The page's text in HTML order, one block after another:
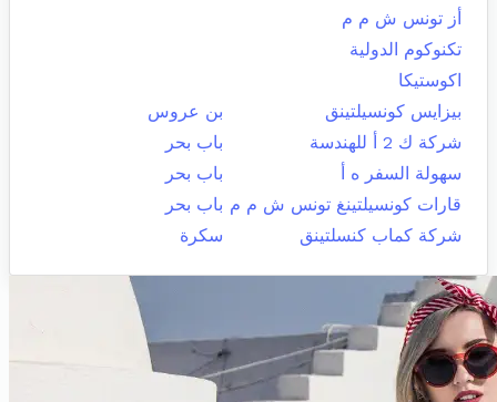
أز تونس ش م م
تكنوكوم الدولية
اكوستيكا
بيزايس كونسيلتينق
بن عروس
شركة ك 2 أ للهندسة
باب بحر
سهولة السفر ه أ
باب بحر
قارات كونسيلتينغ تونس ش م م باب بحر
شركة كماب كنسلتينق
سكرة